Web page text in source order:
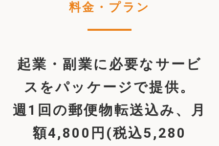
料金・プラン
起業・副業に必要なサービ
スをパッケージで提供。
週1回の郵便物転送込み、月
額4,800円(税込5,280